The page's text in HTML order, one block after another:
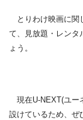
とりわけ映画に関
て、見放題・レンタ
ょう。
現在U-NEXT(ユー
設けているため、ぜ